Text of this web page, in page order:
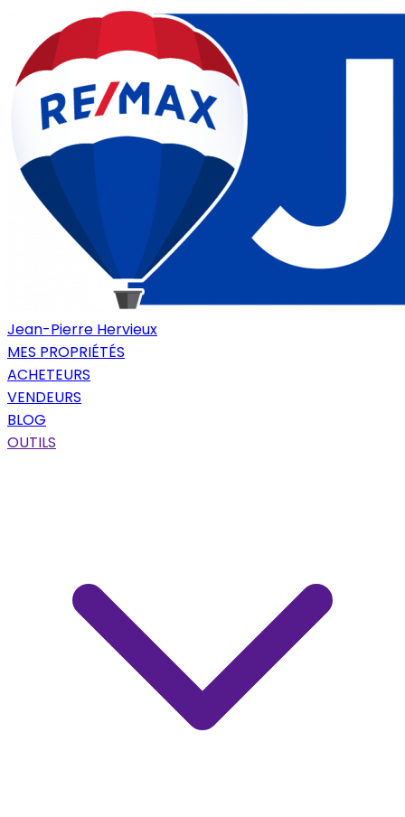
Jean-Pierre Hervieux
MES PROPRIÉTÉS
ACHETEURS
VENDEURS
BLOG
OUTILS